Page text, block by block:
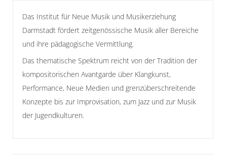
Das Institut für Neue Musik und Musikerziehung
Darmstadt fördert zeitgenössische Musik aller Bereiche
und ihre pädagogische Vermittlung.
Das thematische Spektrum reicht von der Tradition der
kompositorischen Avantgarde über Klangkunst,
Performance, Neue Medien und grenzüberschreitende
Konzepte bis zur Improvisation, zum Jazz und zur Musik
der Jugendkulturen.